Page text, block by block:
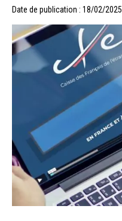
Date de publication : 18/02/2025